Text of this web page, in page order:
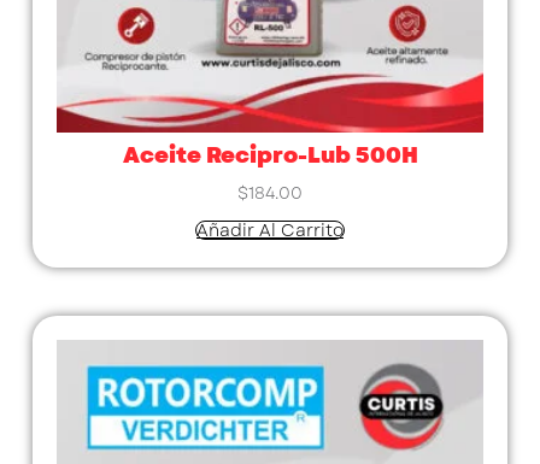
Aceite Recipro-Lub 500H
$184.00
Añadir Al Carrito